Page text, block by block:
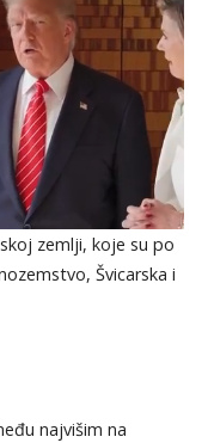
zemlji, koje su po
Švicarska i
najvišim na